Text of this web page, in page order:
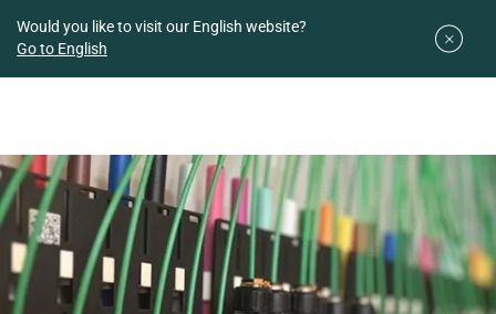
Would you like to visit our English website?
Go to English